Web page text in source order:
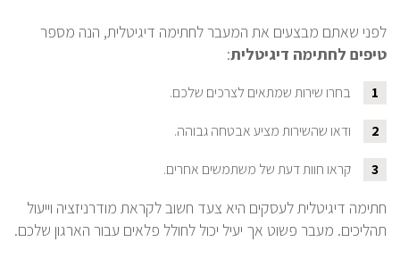
לפני שאתם מבצעים את המעבר לחתימה דיגיטלית, הנה מספר
טיפים לחתימה דיגיטלית:
1 בחרו שירות שמתאים לצרכים שלכם.
2 ודאו שהשירות מציע אבטחה גבוהה.
3 קראו חוות דעת של משתמשים אחרים.
חתימה דיגיטלית לעסקים היא צעד חשוב לקראת מודרניזציה וייעול
תהליכים. מעבר פשוט אך יעיל יכול לחולל פלאים עבור הארגון שלכם.